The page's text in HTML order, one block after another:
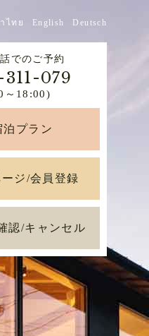
でのご予約
079
～18:00)
泊プラン
ジ/会員登録
認/キャンセル
ไทย English Deutsch